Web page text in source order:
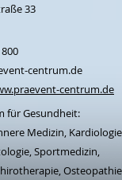
33
centrum.de
centrum.de
für Gesundheit:
Medizin,
Sportmedizin,